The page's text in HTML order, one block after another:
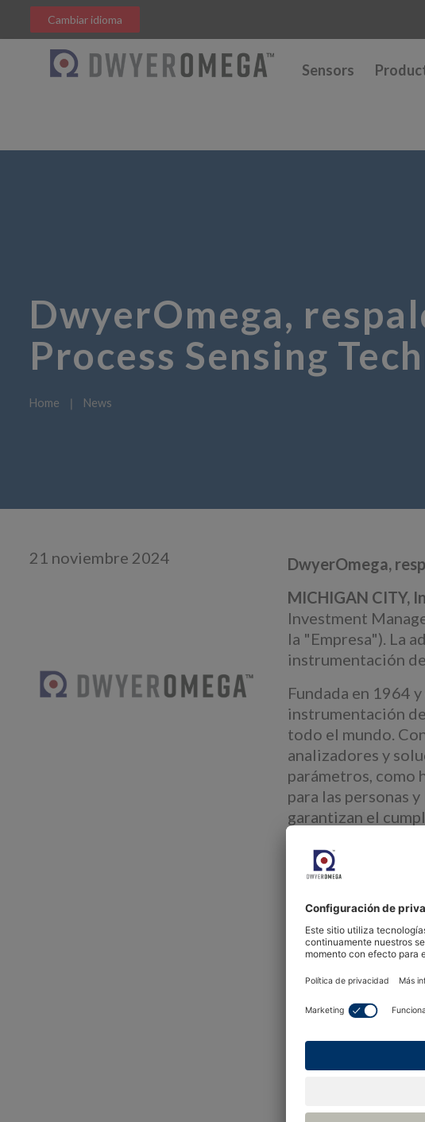
Cambiar idioma
Sensors
DwyerOmega,
Process Sensing
Home ❘ News
21 noviembre 2024
DwyerOmega,
MICHIGAN CITY,
Investment
la "Empresa"). La
instrumentación
Fundada en 1964
instrumentación
todo el mundo.
analizadores y
parámetros, como
para las personas
garantizan el
vanguardia de
los clientes una
“Estamos
Chuck Dubois,
instrumentos y
de supervisión.
primera clase de
asistencia y
tecnologías de
Adam Markin,
innovación, la
DwyerOmega
familia